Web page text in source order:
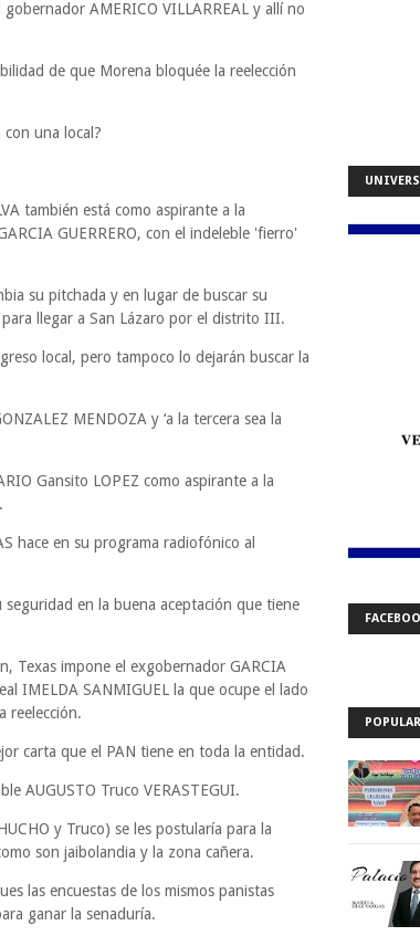
AMERICO VILLARREAL y allí no
de que Morena bloquée la reelección
una local?
también está como aspirante a la
GUERRERO, con el indeleble 'fierro'
su pitchada y en lugar de buscar su
llegar a San Lázaro por el distrito III.
local, pero tampoco lo dejarán buscar la
MENDOZA y ‘a la tercera sea la
Gansito LOPEZ como aspirante a la
hace en su programa radiofónico al
en la buena aceptación que tiene
Texas impone el exgobernador GARCIA
IMELDA SANMIGUEL la que ocupe el lado
reelección.
carta que el PAN tiene en toda la entidad.
AUGUSTO Truco VERASTEGUI.
y Truco) se les postularía para la
son jaibolandia y la zona cañera.
las encuestas de los mismos panistas
ganar la senaduría.